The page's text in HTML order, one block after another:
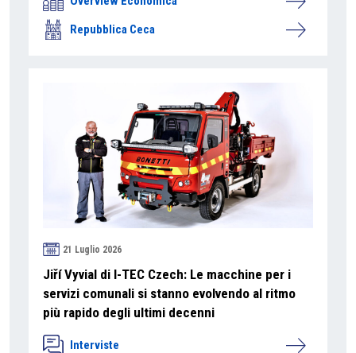
Repubblica Ceca
21 Luglio 2026
Jiří Vyvial di I-TEC Czech: Le macchine per i
servizi comunali si stanno evolvendo al ritmo
più rapido degli ultimi decenni
Interviste